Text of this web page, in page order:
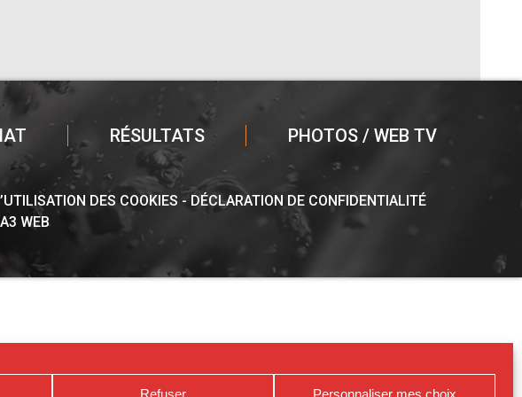
Refuser Personnaliser mes choix
RÉSULTATS PHOTOS / WEB TV
DES COOKIES
DÉCLARATION DE CONFIDENTIALITÉ
WEB